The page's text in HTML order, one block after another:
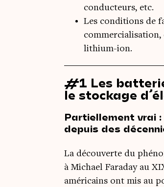
conducteurs, etc.
Les conditions de
lithium-ion.
#1 Les
le stockage
Partiellement vrai
depuis des
La décou­verte du
à Michael Fara­day au
amé­ri­cains ont mis au